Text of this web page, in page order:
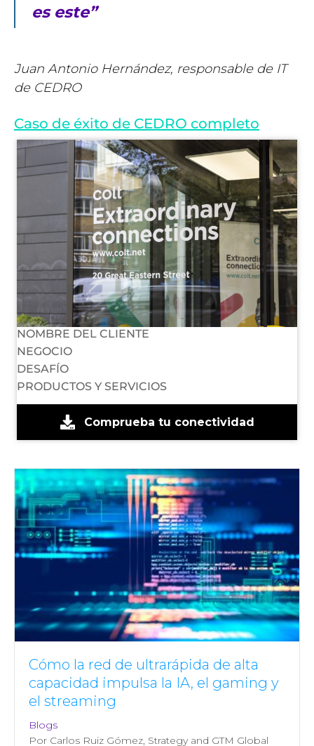
es este”
Juan Antonio Hernández, responsable de IT
de CEDRO
Caso de éxito de CEDRO completo
NOMBRE DEL CLIENTE
NEGOCIO
DESAFÍO
PRODUCTOS Y SERVICIOS
Comprueba tu conectividad
Cómo la red de ultrarápida de alta
capacidad impulsa la IA, el gaming y
el streaming
Blogs
Por Carlos Ruiz Gómez, Strategy and GTM Global